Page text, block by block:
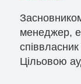
менеджер,
Цільовою